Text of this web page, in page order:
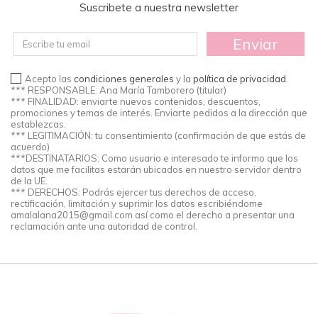
Suscribete a nuestra newsletter
Enviar
Acepto las condiciones generales y la política de privacidad
*** RESPONSABLE: Ana María Tamborero (titular)
*** FINALIDAD: enviarte nuevos contenidos, descuentos,
promociones y temas de interés. Enviarte pedidos a la dirección que
establezcas.
*** LEGITIMACIÓN: tu consentimiento (confirmación de que estás de
acuerdo)
***DESTINATARIOS: Como usuario e interesado te informo que los
datos que me facilitas estarán ubicados en nuestro servidor dentro
de la UE.
*** DERECHOS: Podrás ejercer tus derechos de acceso,
rectificación, limitación y suprimir los datos escribiéndome
amalalana2015@gmail.com así como el derecho a presentar una
reclamación ante una autoridad de control.